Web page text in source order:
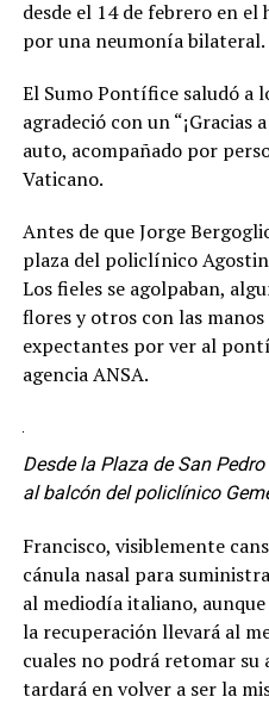
desde el 14 de febrero en
por una neumonía bilateral.
El Sumo Pontífice saludó a
agradeció con un “¡Gracias
auto, acompañado por
Vaticano.
Antes de que Jorge
plaza del policlínico
Los fieles se agolpaban,
flores y otros con las
expectantes por ver al
agencia ANSA.
Desde la Plaza de San
al balcón del policlínico
Francisco, visiblemente
cánula nasal para
al mediodía italiano,
la recuperación llevará al
cuales no podrá retomar su
tardará en volver a ser la